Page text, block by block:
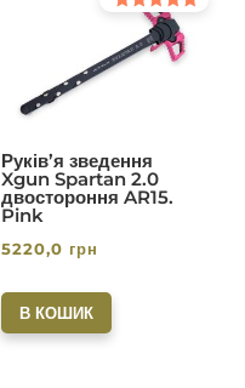
Руків’я зведення
Xgun Spartan 2.0
двостороння AR15.
Pink
Оцінено в
з 5
5220,0 грн
В КОШИК